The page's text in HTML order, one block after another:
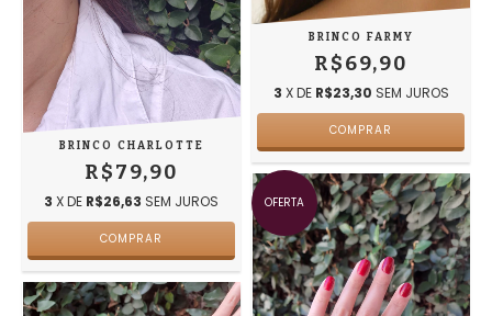
BRINCO CHARLOTTE
R$79,90
3 X DE R$26,63 SEM JUROS
BRINCO FARMY
R$69,90
3 X DE R$23,30 SEM JUROS
OFERTA